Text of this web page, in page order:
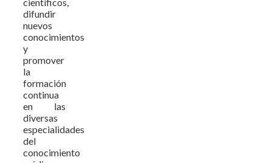
difundir
nuevos
conocimientos
y
promover
la
formación
continua
en las
diversas
especialidades
del
conocimiento